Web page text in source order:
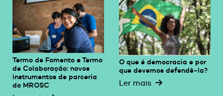
Termo de Fomento e Termo
de Colaboração: novos
instrumentos de parceria
do MROSC
O que é democracia e por
que devemos defendê-la?
Ler mais